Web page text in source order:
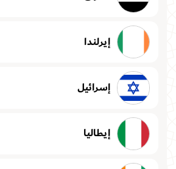
إيرلندا
إسرائيل
إيطاليا